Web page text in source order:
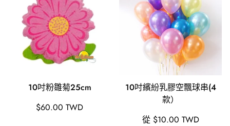
10吋粉雛菊25cm
原
$60.00 TWD
10吋繽紛乳膠空飄球串(4
款）
原
從 $10.00 TWD